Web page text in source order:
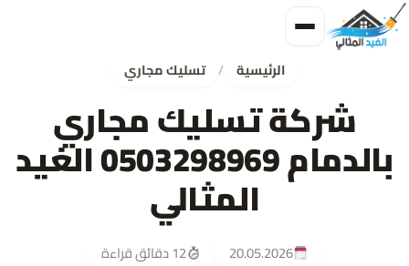
الرئيسية / تسليك مجاري
شركة تسليك مجاري
بالدمام 0503298969 الغيد
المثالي
20.05.2026 12 دقائق قراءة